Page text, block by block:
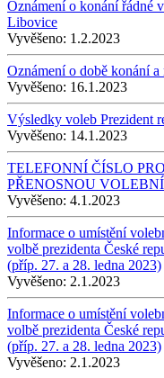
Oznámení o konání řádné
Libovice
Vyvěšeno: 1.2.2023
Oznámení o době konání
Vyvěšeno: 16.1.2023
Výsledky voleb Prezident
Vyvěšeno: 14.1.2023
TELEFONNÍ ČÍSLO
PŘENOSNOU
Vyvěšeno: 4.1.2023
Informace o umístění
volbě prezidenta České
(příp. 27. a 28. ledna 2023)
Vyvěšeno: 2.1.2023
Informace o umístění
volbě prezidenta České
(příp. 27. a 28. ledna 2023)
Vyvěšeno: 2.1.2023